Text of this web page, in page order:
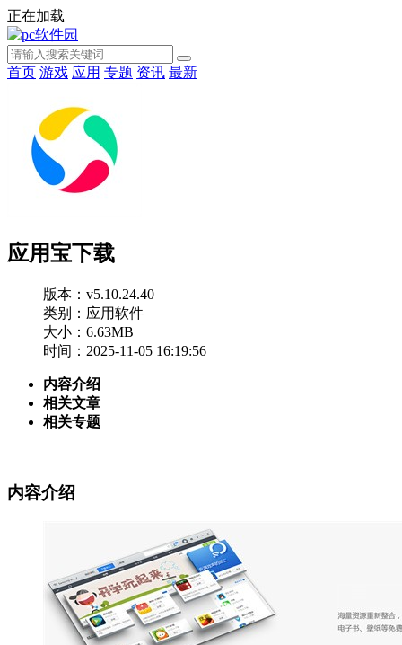
正在加载
首页 游戏 应用 专题 资讯 最新
应用宝下载
版本：v5.10.24.40
类别：应用软件
大小：6.63MB
时间：2025-11-05 16:19:56
内容介绍
相关文章
相关专题
内容介绍